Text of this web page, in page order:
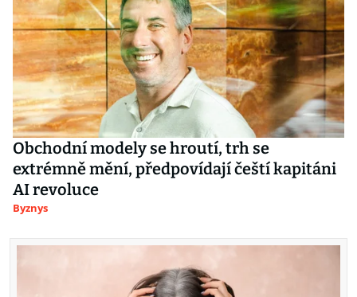
Obchodní modely se hroutí, trh se
extrémně mění, předpovídají čeští kapitáni
AI revoluce
Byznys